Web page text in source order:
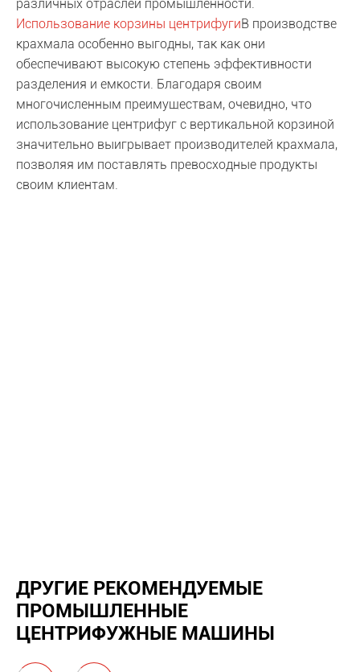
различных отраслей промышленности.
Использование корзины центрифугиВ производстве
крахмала особенно выгодны, так как они
обеспечивают высокую степень эффективности
разделения и емкости. Благодаря своим
многочисленным преимуществам, очевидно, что
использование центрифуг с вертикальной корзиной
значительно выигрывает производителей крахмала,
позволяя им поставлять превосходные продукты
своим клиентам.
ДРУГИЕ РЕКОМЕНДУЕМЫЕ
ПРОМЫШЛЕННЫЕ
ЦЕНТРИФУЖНЫЕ МАШИНЫ